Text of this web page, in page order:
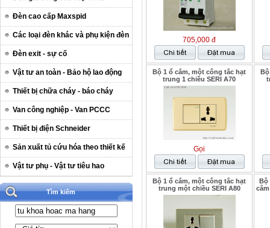
Đèn cao cấp Maxspid
Các loại đèn khác và phụ kiện đèn
Đèn exit - sự cố
Vật tư an toàn - Bảo hộ lao động
Thiết bị chữa cháy - báo cháy
Van công nghiệp - Van PCCC
Thiết bị điện Schneider
Sản xuất tủ cứu hóa theo thiết kế
Vật tư phụ - Vật tư tiêu hao
Tìm kiếm
705,000 đ
Bộ 1 ổ cắm, một công tắc hạt
trung 1 chiều SERI A70
Gọi
Bộ 1 ổ cắm, một công tắc hạt
trung một chiều SERI A80